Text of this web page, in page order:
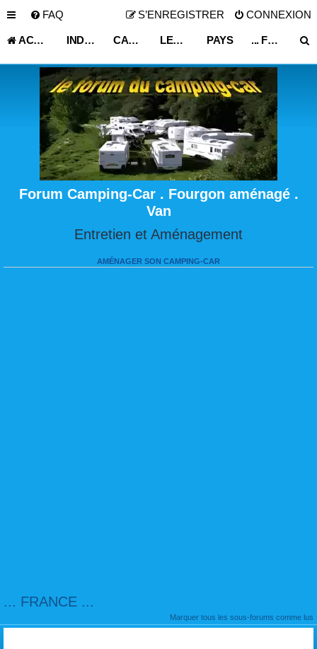
FAQ CONNEXION
S’ENREGISTRER
ACCUEIL INDEX DU FORUM CARNET DE VOYAGE LES ASTUCES ET CONSEILS DE VOYAGE PAYS ... FRANCE ...
Forum Camping-Car . Fourgon aménagé .
Van
Entretien et Aménagement
AMÉNAGER SON CAMPING-CAR
... FRANCE ...
Marquer tous les sous-forums comme lus